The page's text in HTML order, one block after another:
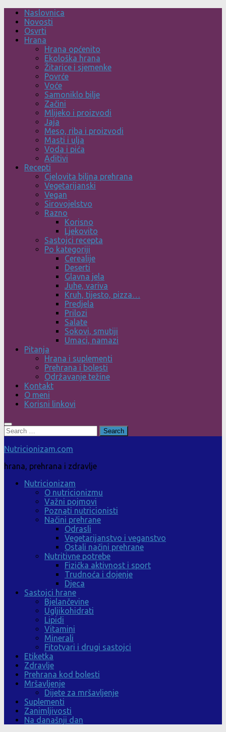
Skip
content
Naslovnica
Novosti
Osvrti
Hrana
Hrana općenito
Ekološka hrana
Žitarice i sjemenke
Povrće
Voće
Samoniklo bilje
Začini
Mlijeko i proizvodi
Jaja
Meso, riba i proizvodi
Masti i ulja
Voda i pića
Aditivi
Recepti
Cjelovita biljna prehrana
Vegetarijanski
Vegan
Sirovojelstvo
Razno
Korisno
Ljekovito
Sastojci recepta
Po kategoriji
Cerealije
Deserti
Glavna jela
Juhe, variva
Kruh, tijesto, pizza…
Predjela
Prilozi
Salate
Sokovi, smutiji
Umaci, namazi
Pitanja
Hrana i suplementi
Prehrana i bolesti
Održavanje težine
Kontakt
O meni
Korisni linkovi
Search
for:
Nutricionizam.com
hrana, prehrana i zdravlje
Nutricionizam
O nutricionizmu
Važni pojmovi
Poznati nutricionisti
Načini prehrane
Odrasli
Vegetarijanstvo i veganstvo
Ostali načini prehrane
Nutritivne potrebe
Fizička aktivnost i sport
Trudnoća i dojenje
Djeca
Sastojci hrane
Bjelančevine
Ugljikohidrati
Lipidi
Vitamini
Minerali
Fitotvari i drugi sastojci
Etiketka
Zdravlje
Prehrana kod bolesti
Mršavljenje
Dijete za mršavljenje
Suplementi
Zanimljivosti
Na današnji dan